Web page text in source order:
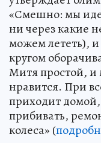
«Смешно: мы
ни через какие
можем лететь),
кругом
Митя простой, и
нравится. При
приходит домой,
прибивать,
колеса» (